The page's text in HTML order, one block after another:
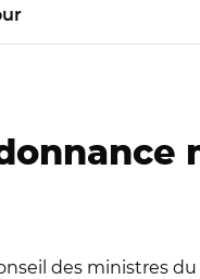
des ministres